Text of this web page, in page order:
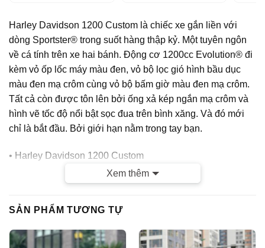
Harley Davidson 1200 Custom là chiếc xe gắn liền với
dòng Sportster® trong suốt hàng thập kỷ. Một tuyên ngôn
về cá tính trên xe hai bánh. Động cơ 1200cc Evolution® đi
kèm vỏ ốp lốc máy màu đen, vỏ bộ lọc gió hình bầu dục
màu đen mạ crôm cùng vỏ bộ bấm giờ màu đen mạ crôm.
Tất cả còn được tôn lên bởi ống xả kép ngắn mạ crôm và
hình vẽ tốc độ nổi bật sọc đua trên bình xăng. Và đó mới
chỉ là bắt đầu. Bởi giới hạn nằm trong tay bạn.
• Harley Davidson 1200 Custom
29A1_15354
• Đăng Ký: 2017
• Màu Đỏ
Xem thêm
SẢN PHẨM TƯƠNG TỰ